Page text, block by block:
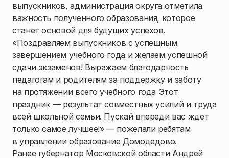
выпускников, администрация округа отметила
важность полученного образования, которое
станет основой для будущих успехов.
«Поздравляем выпускников с успешным
завершением учебного года и желаем успешной
сдачи экзаменов! Выражаем благодарность
педагогам и родителям за поддержку и заботу
на протяжении всего учебного года Этот
праздник — результат совместных усилий и труда
всей школьной семьи. Пускай впереди вас ждет
только самое лучшее!» — пожелали ребятам
в управлении образование Домодедово.
Ранее губернатор Московской области Андрей